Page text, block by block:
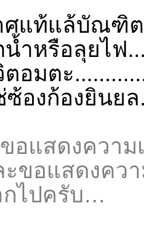
ศแท้แล้บัณฑิ
น้ำหรือลุยไ
ตอมตะ
ซ้องก้องยินยล
อแสดงความ
ะขอแสดงคว
กไปครับ…